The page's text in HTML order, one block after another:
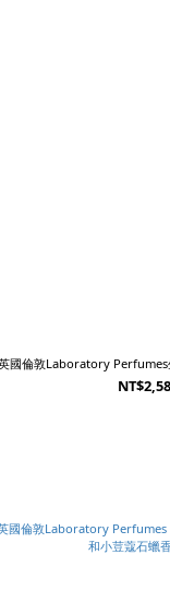
國倫敦Laboratory Perfumes